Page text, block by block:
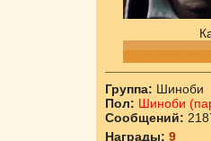
Группа: Шиноби
Пол: Шиноби
Сообщений:
Награды: 9